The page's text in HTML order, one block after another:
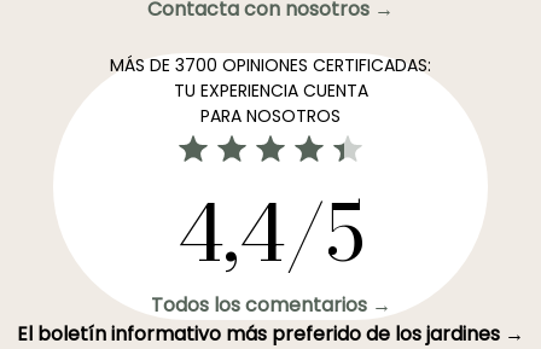
Contacta con nosotros →
MÁS DE 3700 OPINIONES CERTIFICADAS:
TU EXPERIENCIA CUENTA
PARA NOSOTROS
4,4/5
Todos los comentarios →
El boletín informativo más preferido de los jardines →